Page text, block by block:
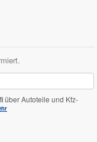
über Autoteile und Kfz-